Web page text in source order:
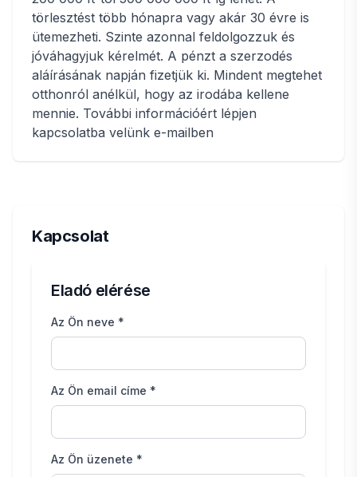
törlesztést több hónapra vagy akár 30 évre is
ütemezheti. Szinte azonnal feldolgozzuk és
jóváhagyjuk kérelmét. A pénzt a szerzodés
aláírásának napján fizetjük ki. Mindent megtehet
otthonról anélkül, hogy az irodába kellene
mennie. További információért lépjen
kapcsolatba velünk e-mailben
Kapcsolat
Eladó elérése
Az Ön neve *
Az Ön email címe *
Az Ön üzenete *